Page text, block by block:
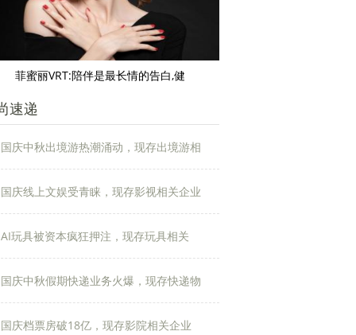
菲蜜丽VRT:陪伴是最长情的告白,健
速递
国庆中秋出境游热潮涌动，现存出境游相
国庆线上文娱受青睐，现存影视相关企业
AI玩具被资本疯狂押注，现存玩具相关
国庆中秋假期快递业务火爆，现存快递物
国庆档票房破18亿，现存影院相关企业